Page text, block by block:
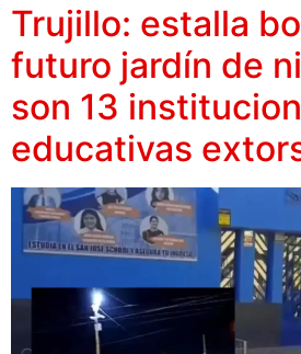
Trujillo: estalla
futuro jardín de
son 13
educativas